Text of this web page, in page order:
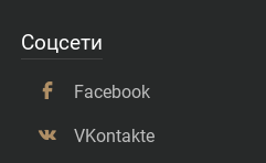
Соцсети
Facebook
VKontakte